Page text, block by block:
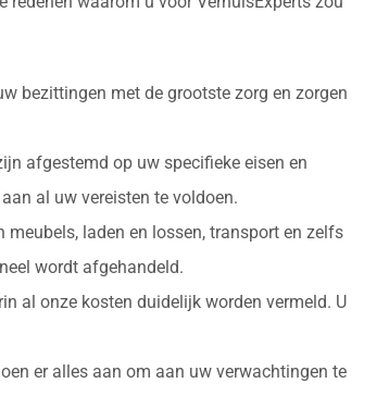
bezittingen met de grootste zorg en zorgen
afgestemd op uw specifieke eisen en
al uw vereisten te voldoen.
laden en lossen, transport en zelfs
wordt afgehandeld.
al onze kosten duidelijk worden vermeld. U
er alles aan om aan uw verwachtingen te